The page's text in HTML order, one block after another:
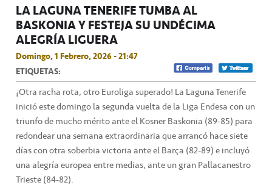
LA LAGUNA TENERIFE TUMBA AL
BASKONIA Y FESTEJA SU UNDÉCIMA
ALEGRÍA LIGUERA
Domingo, 1 Febrero, 2026 - 21:47
ETIQUETAS:
¡Otra racha rota, otro Euroliga superado! La Laguna Tenerife
inició este domingo la segunda vuelta de la Liga Endesa con un
triunfo de mucho mérito ante el Kosner Baskonia (89-85) para
redondear una semana extraordinaria que arrancó hace siete
días con otra soberbia victoria ante el Barça (82-89) e incluyó
una alegría europea entre medias, ante un gran Pallacanestro
Trieste (84-82).